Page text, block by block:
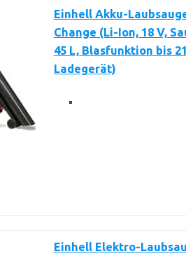
Einhell Akku-
Change (Li-Ion, 18 V,
45 L, Blasfunktion bis
Ladegerät)
Einhell Elektro-